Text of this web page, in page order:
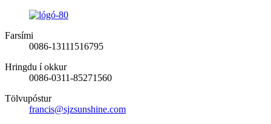
Farsími
0086-13111516795
Hringdu í okkur
0086-0311-85271560
Tölvupóstur
francis@sjzsunshine.com